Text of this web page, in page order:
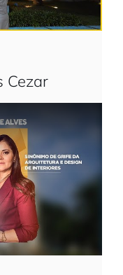
Cezar